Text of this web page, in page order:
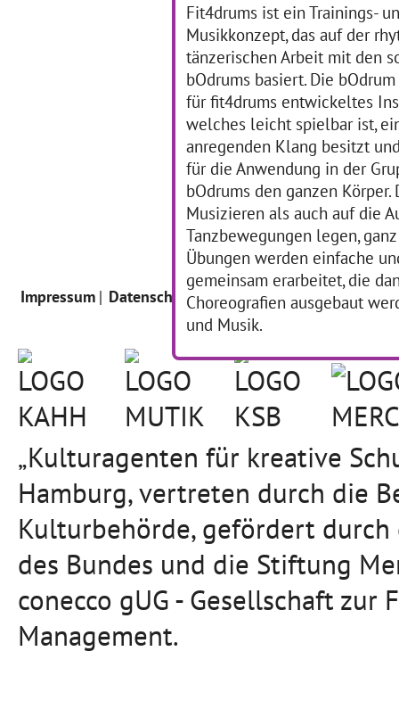
Fit4drums ist ein Trainings-
Musikkonzept, das auf der
tänzerischen Arbeit mit den
bOdrums basiert. Die
für fit4drums entwickeltes
welches leicht spielbar ist,
anregenden Klang besitzt
für die Anwendung in der
bOdrums den ganzen
Musizieren als auch auf die
Tanzbewegungen legen,
Übungen werden einfache
gemeinsam erarbeitet, die
Choreografien ausgebaut
und Musik.
besonderen Feiertag mit
Wurzeln in Katalonien
(Spanien). Ziel der Heinz-
Brandt-Schule ist, die
… mehr
Impressum Datenschutz Intern
„Kulturagenten für kreative
Hamburg, vertreten durch die
Kulturbehörde, gefördert
des Bundes und die Stiftung
conecco gUG - Gesellschaft
Management.